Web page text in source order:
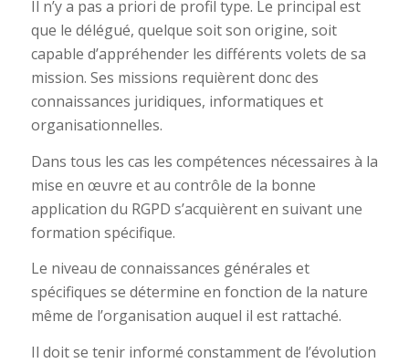
Il n’y a pas a priori de profil type. Le principal est
que le délégué, quelque soit son origine, soit
capable d’appréhender les différents volets de sa
mission. Ses missions requièrent donc des
connaissances juridiques, informatiques et
organisationnelles.
Dans tous les cas les compétences nécessaires à la
mise en œuvre et au contrôle de la bonne
application du RGPD s’acquièrent en suivant une
formation spécifique.
Le niveau de connaissances générales et
spécifiques se détermine en fonction de la nature
même de l’organisation auquel il est rattaché.
Il doit se tenir informé constamment de l’évolution